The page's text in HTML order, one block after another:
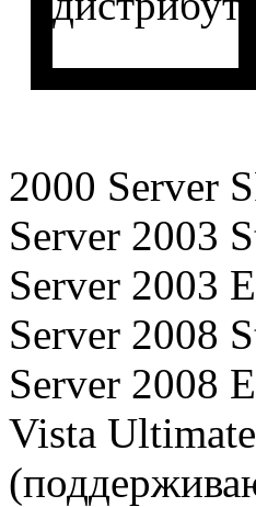
2000 Server
Server 2003
Server 2003
Server 2008
Server 2008
Vista